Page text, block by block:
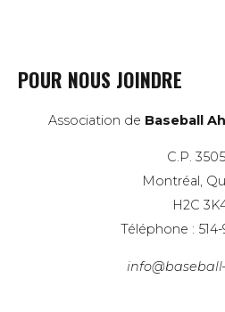
POUR NOUS JOINDRE
Association de Baseball
C.P.
Montréal,
H2C
Téléphone :